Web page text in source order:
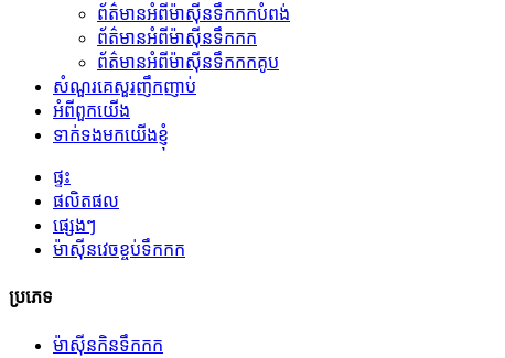
ព័ត៌មានអំពីម៉ាស៊ីនទឹកកកបំពង់
ព័ត៌មានអំពីម៉ាស៊ីនទឹកកក
ព័ត៌មានអំពីម៉ាស៊ីនទឹកកកគូប
សំណួរគេសួរញឹកញាប់
អំពីពួកយើង
ទាក់ទងមកយើងខ្ញុំ
ផ្ទះ
ផលិតផល
ផ្សេងៗ
ម៉ាស៊ីនវេចខ្ចប់ទឹកកក
ប្រភេទ
ម៉ាស៊ីនកិនទឹកកក